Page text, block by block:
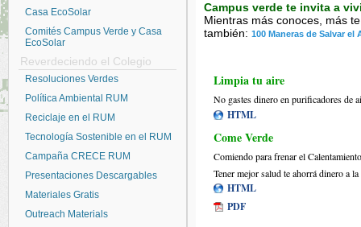
Casa EcoSolar
Comités Campus Verde y Casa
EcoSolar
Reverdeciendo el Colegio
Resoluciones Verdes
Política Ambiental RUM
Reciclaje en el RUM
Tecnología Sostenible en el RUM
Campaña CRECE RUM
Presentaciones Descargables
Materiales Gratis
Outreach Materials
Campus verde te invita a
Mientras más conoces, más
también: 100 Maneras de Salvar el
Limpia tu aire
No gastes dinero en purificadores
HTML
Come Verde
Comiendo para frenar el
Tener mejor salud te ahorrá dinero a
HTML
PDF